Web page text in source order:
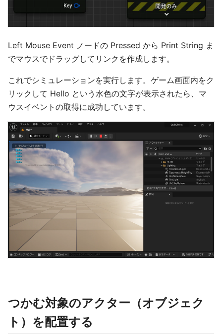
Left Mouse Event ノードの Pressed から Print String ま
でマウスでドラッグしてリンクを作成します。
これでシミュレーションを実行します。ゲーム画面内をク
リックして Hello という水色の文字が表示されたら、マ
ウスイベントの取得に成功しています。
つかむ対象のアクター（オブジェク
ト）を配置する